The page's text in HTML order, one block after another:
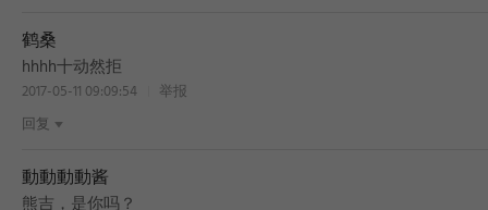
鹤桑
hhhh十动然拒
2017-05-11 09:09:54
举报
回复
動動動動酱
熊吉，是你吗？